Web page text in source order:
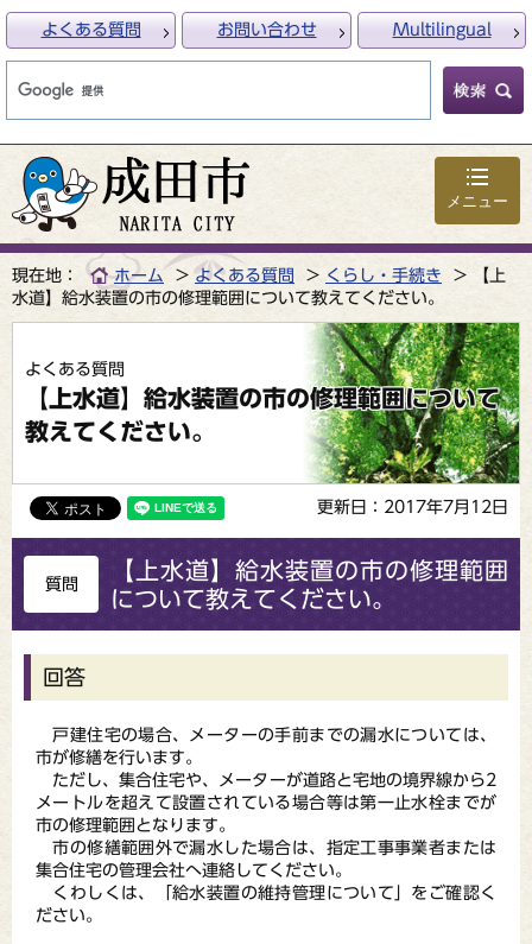
メニュー
よくある質問 お問い合わせ Multilingual
現在地： ホーム よくある質問 くらし・手続き
【上
水道】給水装置の市の修理範囲について教えてください。
よくある質問
【上水道】給水装置の市の修理範囲について
教えてください。
更新日：2017年7月12日
質問
【上水道】給水装置の市の修理範囲
について教えてください。
回答
戸建住宅の場合、メーターの手前までの漏水については、
市が修繕を行います。
ただし、集合住宅や、メーターが道路と宅地の境界線から2
メートルを超えて設置されている場合等は第一止水栓までが
市の修理範囲となります。
市の修繕範囲外で漏水した場合は、指定工事事業者または
集合住宅の管理会社へ連絡してください。
くわしくは、「給水装置の維持管理について」をご確認く
ださい。